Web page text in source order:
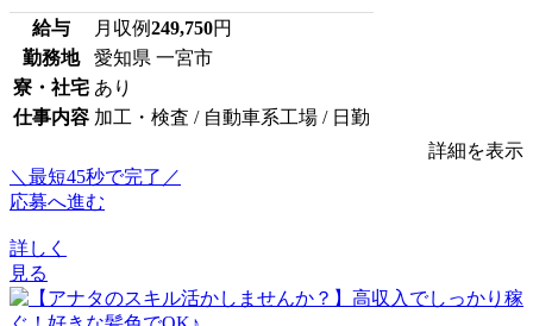
給与 月収例249,750円
勤務地
愛知県 一宮市
寮・社宅 あり
仕事内容 加工・検査 / 自動車系工場 / 日勤
詳細を表示
＼最短45秒で完了／
応募へ進む
詳しく
見る